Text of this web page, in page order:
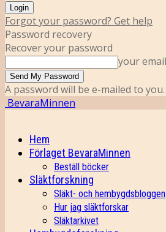
Forgot your password? Get help
Password recovery
Recover your password
your email
A password will be e-mailed to you.
BevaraMinnen
Hem
Förlaget BevaraMinnen
Beställ böcker
Släktforskning
Släkt- och hembygdsbloggen
Hur jag släktforskar
Släktarkivet